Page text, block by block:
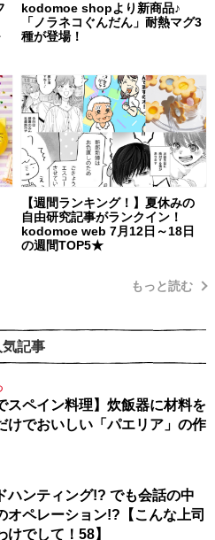
kodomoe shopより新商品♪
「ノラネコぐんだん」耐熱マグ3
種が登場！
【週間ランキング！】夏休みの
自由研究記事がランクイン！
kodomoe web 7月12日～18日
の週間TOP5★
もっと読む
気記事
スペイン料理】炊飯器に材料を
けでおいしい「パエリア」の作
ハンティング!? でも会話の中
オペレーション!?【こんな上司
けでして！58】